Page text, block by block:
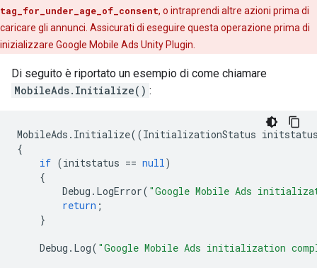
tag_for_under_age_of_consent, o intraprendi altre azioni prima di
caricare gli annunci. Assicurati di eseguire questa operazione prima di
inizializzare Google Mobile Ads Unity Plugin
Di seguito è riportato un esempio di come chiamare
MobileAds.Initialize() :
MobileAds . Initialize((InitializationStatus
{
if (initstatus == null )
{
Debug . LogError( "Google Mobile Ads
return ;
}
Debug . Log( "Google Mobile Ads initialization